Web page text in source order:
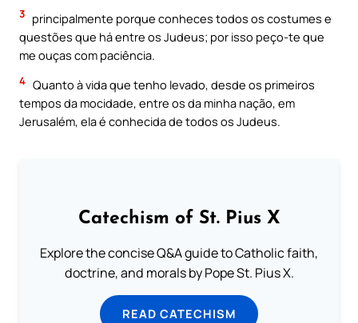
3 principalmente porque conheces todos os costumes e
questões que há entre os Judeus; por isso peço-te que
me ouças com paciência.
4 Quanto à vida que tenho levado, desde os primeiros
tempos da mocidade, entre os da minha nação, em
Jerusalém, ela é conhecida de todos os Judeus.
Catechism of St. Pius X
Explore the concise Q&A guide to Catholic faith,
doctrine, and morals by Pope St. Pius X.
READ CATECHISM